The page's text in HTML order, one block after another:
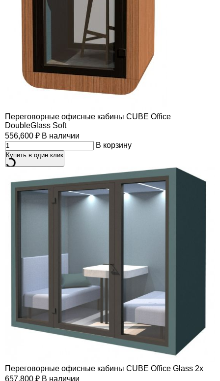
Переговорные офисные кабины CUBE Office
DoubleGlass Soft
556,600 ₽ В наличии
В корзину
Купить в один клик
Переговорные офисные кабины CUBE Office Glass 2x
657,800 ₽ В наличии